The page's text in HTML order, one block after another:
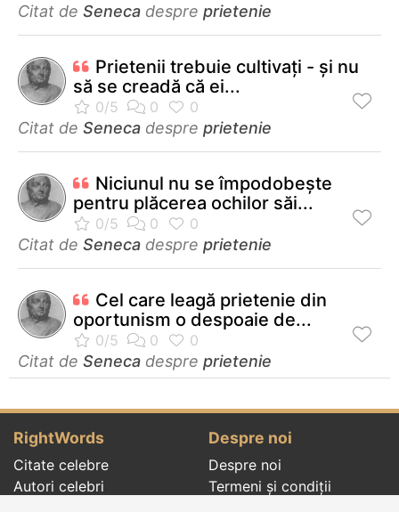
Citat de Seneca despre prietenie
Prietenii trebuie cultivaţi - şi nu
să se creadă că ei...
Citat de Seneca despre prietenie
Niciunul nu se împodobeşte
pentru plăcerea ochilor săi...
Citat de Seneca despre prietenie
Cel care leagă prietenie din
oportunism o despoaie de...
Citat de Seneca despre prietenie
RightWords
Citate celebre
Autori celebri
Despre noi
Despre noi
Termeni și condiții